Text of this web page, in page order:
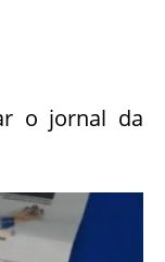
o jornal da